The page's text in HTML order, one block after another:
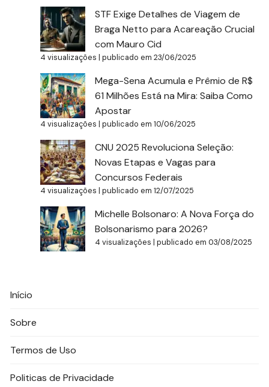
STF Exige Detalhes de Viagem de
Braga Netto para Acareação Crucial
com Mauro Cid
4 visualizações |publicado em 23/06/2025
Mega-Sena Acumula e Prêmio de R$
61 Milhões Está na Mira: Saiba Como
Apostar
4 visualizações |publicado em 10/06/2025
CNU 2025 Revoluciona Seleção:
Novas Etapas e Vagas para
Concursos Federais
4 visualizações |publicado em 12/07/2025
Michelle Bolsonaro: A Nova Força do
Bolsonarismo para 2026?
4 visualizações |publicado em 03/08/2025
Início
Sobre
Termos de Uso
Politicas de Privacidade